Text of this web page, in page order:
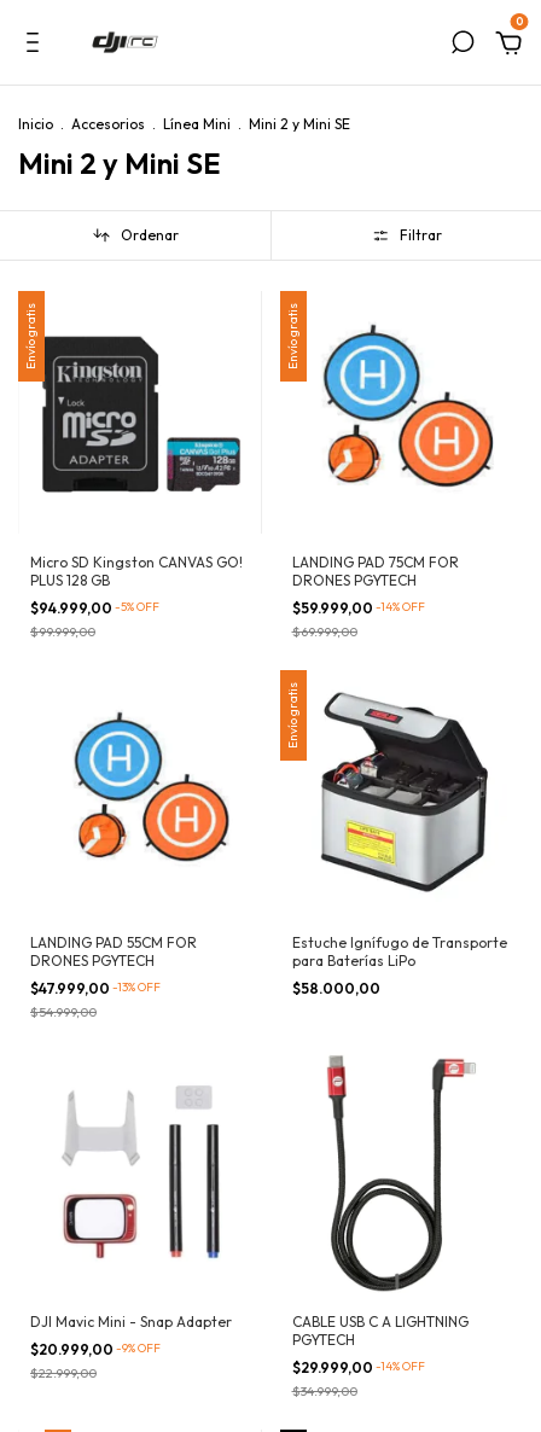
0
Inicio . Accesorios . Línea Mini . Mini 2 y Mini SE
Mini 2 y Mini SE
Ordenar Filtrar
Envío gratis
Micro SD Kingston CANVAS GO!
PLUS 128 GB
$94.999,00 -5%OFF
$99.999,00
Envío gratis
LANDING PAD 75CM FOR
DRONES PGYTECH
$59.999,00 -14%OFF
$69.999,00
LANDING PAD 55CM FOR
DRONES PGYTECH
$47.999,00 -13%OFF
$54.999,00
Envío gratis
Estuche Ignífugo de Transporte
para Baterías LiPo
$58.000,00
DJI Mavic Mini - Snap Adapter
$20.999,00 -9%OFF
$22.999,00
CABLE USB C A LIGHTNING
PGYTECH
$29.999,00 -14%OFF
$34.999,00